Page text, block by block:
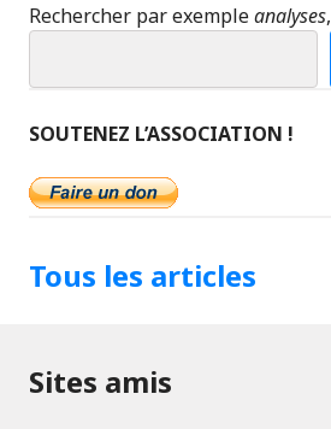
Rechercher par exempleanalyses,
SOUTENEZ L’ASSOCIATION !
Tous les articles
Sites amis